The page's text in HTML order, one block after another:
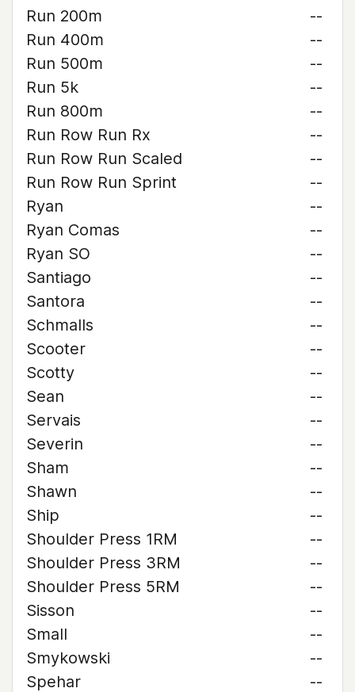
Run 200m
--
Run 400m
--
Run 500m
--
Run 5k
--
Run 800m
--
Run Row Run Rx
--
Run Row Run Scaled
--
Run Row Run Sprint
--
Ryan
--
Ryan Comas
--
Ryan SO
--
Santiago
--
Santora
--
Schmalls
--
Scooter
--
Scotty
--
Sean
--
Servais
--
Severin
--
Sham
--
Shawn
--
Ship
--
Shoulder Press 1RM
--
Shoulder Press 3RM
--
Shoulder Press 5RM
--
Sisson
--
Small
--
Smykowski
--
Spehar
--